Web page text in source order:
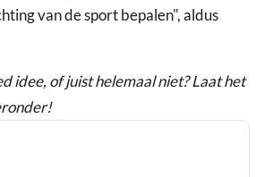
van de sport bepalen", aldus
idee, of juist helemaal niet? Laat het